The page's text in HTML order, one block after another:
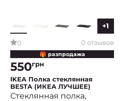
+1
0 0 отзывов
🎁 разпродажа
550грн
IKEA Полка стеклянная
BESTA (ИКЕА ЛУЧШЕЕ)
Стеклянная полка,